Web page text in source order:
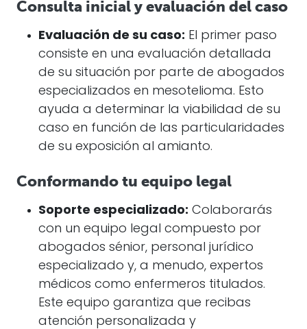
Consulta inicial y evaluación del caso
Evaluación de su caso: El primer paso
consiste en una evaluación detallada
de su situación por parte de abogados
especializados en mesotelioma. Esto
ayuda a determinar la viabilidad de su
caso en función de las particularidades
de su exposición al amianto.
Conformando tu equipo legal
Soporte especializado: Colaborarás
con un equipo legal compuesto por
abogados sénior, personal jurídico
especializado y, a menudo, expertos
médicos como enfermeros titulados.
Este equipo garantiza que recibas
atención personalizada y